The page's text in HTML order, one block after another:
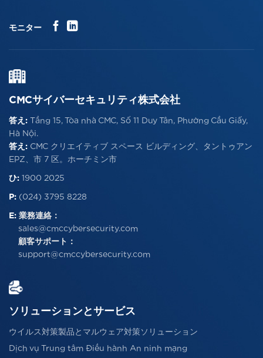
モニター
CMCサイバーセキュリティ株式会社
答え: Tầng 15, Tòa nhà CMC, Số 11 Duy Tân, Phường Cầu Giấy,
Hà Nội.
答え: CMC クリエイティブ スペース ビルディング、タントゥアン
EPZ、市 7 区。ホーチミン市
ひ: 1900 2025
P: (024) 3795 8228
E: 業務連絡：
sales@cmccybersecurity.com
顧客サポート：
support@cmccybersecurity.com
ソリューションとサービス
ウイルス対策製品とマルウェア対策ソリューション
Dịch vụ Trung tâm Điều hành An ninh mạng